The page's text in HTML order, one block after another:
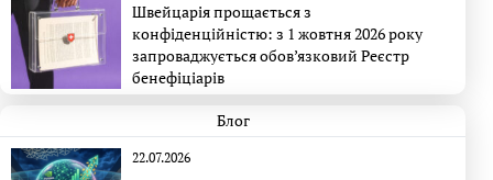
Швейцарія прощається з
конфіденційністю: з 1 жовтня 2026 року
запроваджується обов’язковий Реєстр
бенефіціарів
Блог
22.07.2026